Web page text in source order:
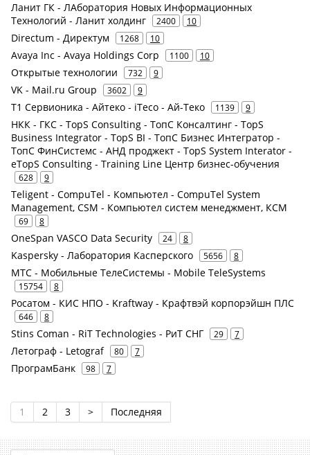
Ланит ГК - ЛАборатория Новых Информационных
Технологий - Ланит холдинг
2400 10
Directum - Директум 1268 10
Avaya Inc - Avaya Holdings Corp 1100 10
Открытые технологии 732 9
VK - Mail.ru Group 3602 9
Т1 Сервионика - Айтеко - iTeco - Ай-Теко 1139 9
НКК - ГКС - TopS Consulting - ТопС Консалтинг - TopS
Business Integrator - TopS BI - ТопС Бизнес Интегратор -
ТопС ФинСистемс - АНД проджект - TopS System Interator -
eTopS Consulting - Training Line Центр бизнес-обучения
628 9
Teligent - CompuTel - Компьютел - CompuTel System
Management, CSM - Компьютел систем менеджмент, КСМ
69 8
OneSpan VASCO Data Security 24 8
Kaspersky - Лаборатория Касперского 5656 8
МТС - Мобильные ТелеСистемы - Mobile TeleSystems
15754 8
Росатом - КИС НПО - Kraftway - Крафтвэй корпорэйшн ПЛС
646 8
Stins Coman - RiT Technologies - РиТ СНГ 29 7
Летограф - Letograf 80 7
ПрограмБанк 98 7
1 2 3 > Последняя